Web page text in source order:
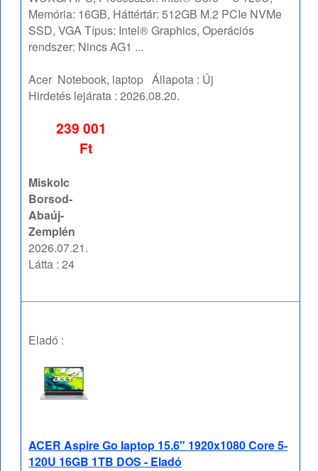
Memória: 16GB, Háttértár: 512GB M.2 PCIe NVMe
SSD, VGA Típus: Intel® Graphics, Operációs
rendszer: Nincs AG1 ...
Acer Notebook, laptop Állapota : Új
Hirdetés lejárata :2026.08.20.
239 001
Ft
Miskolc
Borsod-
Abaúj-
Zemplén
2026.07.21.
Látta : 24
Eladó :
ACER Aspire Go laptop 15.6" 1920x1080 Core 5-
120U 16GB 1TB DOS - Eladó